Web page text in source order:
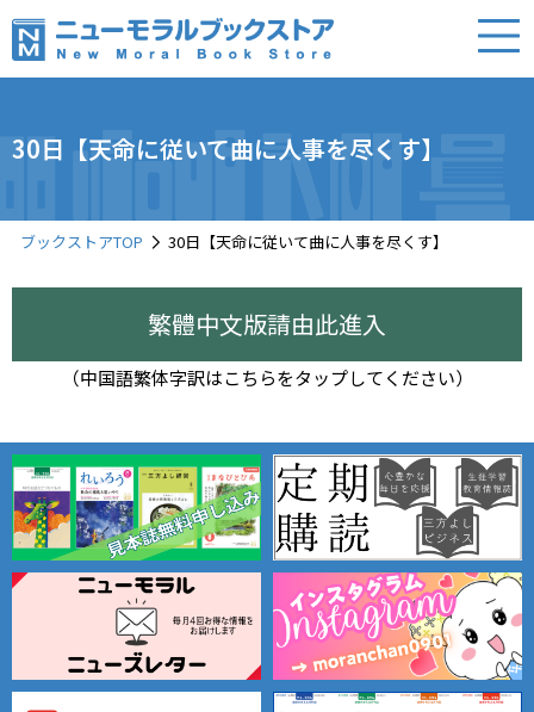
30日【天命に従いて曲に人事を尽くす】
ブックストアTOP 30日【天命に従いて曲に人事を尽くす】
繁體中文版請由此進入
（中国語繁体字訳はこちらをタップしてください）